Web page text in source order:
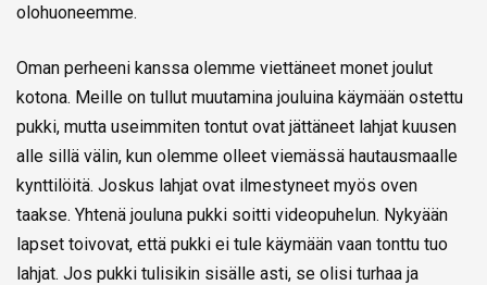
olohuoneemme.
Oman perheeni kanssa olemme viettäneet monet joulut
kotona. Meille on tullut muutamina jouluina käymään ostettu
pukki, mutta useimmiten tontut ovat jättäneet lahjat kuusen
alle sillä välin, kun olemme olleet viemässä hautausmaalle
kynttilöitä. Joskus lahjat ovat ilmestyneet myös oven
taakse. Yhtenä jouluna pukki soitti videopuhelun. Nykyään
lapset toivovat, että pukki ei tule käymään vaan tonttu tuo
lahjat. Jos pukki tulisikin sisälle asti, se olisi turhaa ja